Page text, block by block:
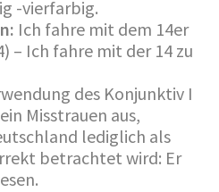
-vierfarbig.
Ich fahre mit dem 14er
– Ich fahre mit der 14 zu
des Konjunktiv I
Misstrauen aus,
lediglich als
betrachtet wird: Er